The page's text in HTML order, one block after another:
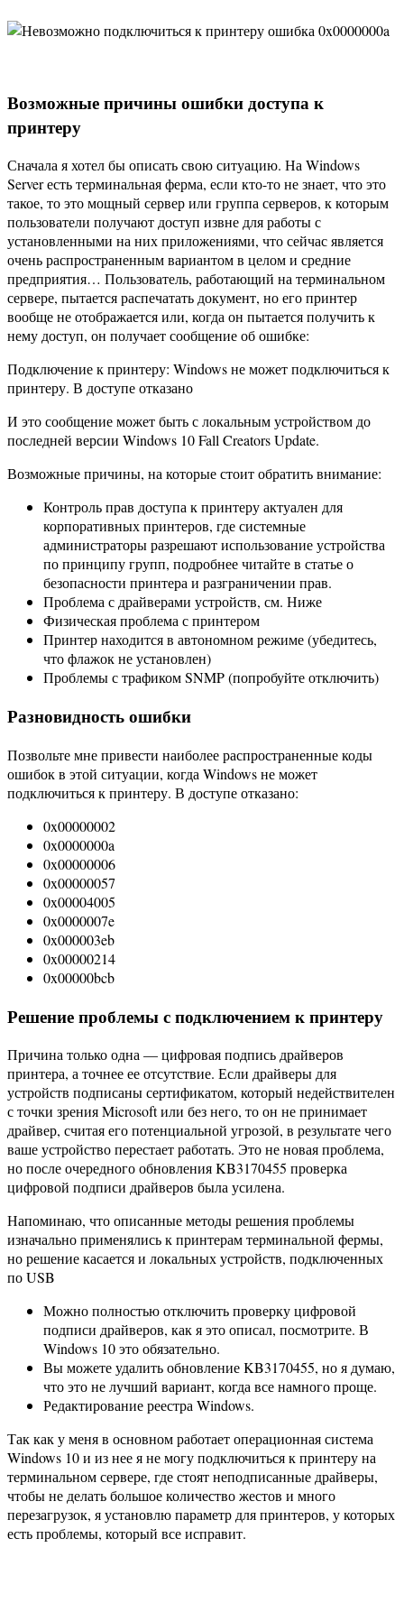
Возможные причины ошибки доступа к
принтеру
Сначала я хотел бы описать свою ситуацию. На Windows
Server есть терминальная ферма, если кто-то не знает, что это
такое, то это мощный сервер или группа серверов, к которым
пользователи получают доступ извне для работы с
установленными на них приложениями, что сейчас является
очень распространенным вариантом в целом и средние
предприятия… Пользователь, работающий на терминальном
сервере, пытается распечатать документ, но его принтер
вообще не отображается или, когда он пытается получить к
нему доступ, он получает сообщение об ошибке:
Подключение к принтеру: Windows не может подключиться к
принтеру. В доступе отказано
И это сообщение может быть с локальным устройством до
последней версии Windows 10 Fall Creators Update.
Возможные причины, на которые стоит обратить внимание:
Контроль прав доступа к принтеру актуален для
корпоративных принтеров, где системные
администраторы разрешают использование устройства
по принципу групп, подробнее читайте в статье о
безопасности принтера и разграничении прав.
Проблема с драйверами устройств, см. Ниже
Физическая проблема с принтером
Принтер находится в автономном режиме (убедитесь,
что флажок не установлен)
Проблемы с трафиком SNMP (попробуйте отключить)
Разновидность ошибки
Позвольте мне привести наиболее распространенные коды
ошибок в этой ситуации, когда Windows не может
подключиться к принтеру. В доступе отказано:
0x00000002
0x0000000a
0x00000006
0x00000057
0x00004005
0x0000007e
0x000003eb
0x00000214
0x00000bcb
Решение проблемы с подключением к принтеру
Причина только одна — цифровая подпись драйверов
принтера, а точнее ее отсутствие. Если драйверы для
устройств подписаны сертификатом, который недействителен
с точки зрения Microsoft или без него, то он не принимает
драйвер, считая его потенциальной угрозой, в результате чего
ваше устройство перестает работать. Это не новая проблема,
но после очередного обновления KB3170455 проверка
цифровой подписи драйверов была усилена.
Напоминаю, что описанные методы решения проблемы
изначально применялись к принтерам терминальной фермы,
но решение касается и локальных устройств, подключенных
по USB
Можно полностью отключить проверку цифровой
подписи драйверов, как я это описал, посмотрите. В
Windows 10 это обязательно.
Вы можете удалить обновление KB3170455, но я думаю,
что это не лучший вариант, когда все намного проще.
Редактирование реестра Windows.
Так как у меня в основном работает операционная система
Windows 10 и из нее я не могу подключиться к принтеру на
терминальном сервере, где стоят неподписанные драйверы,
чтобы не делать большое количество жестов и много
перезагрузок, я установлю параметр для принтеров, у которых
есть проблемы, который все исправит.